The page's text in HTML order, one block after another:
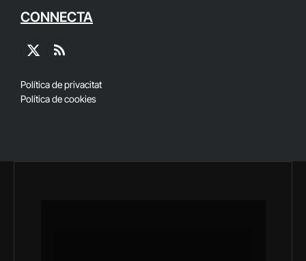
CONNECTA
X
RSS
Política de privacitat
Política de cookies